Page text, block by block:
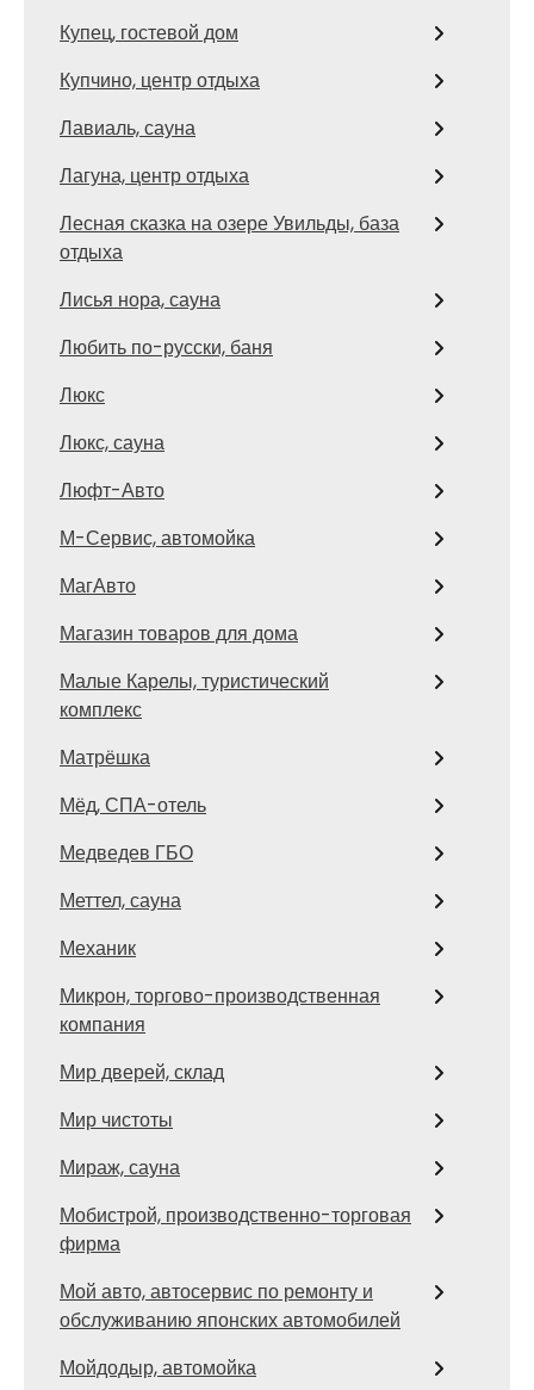
Купец, гостевой дом
Купчино, центр отдыха
Лавиаль, сауна
Лагуна, центр отдыха
Лесная сказка на озере Увильды, база
отдыха
Лисья нора, сауна
Любить по-русски, баня
Люкс
Люкс, сауна
Люфт-Авто
М-Сервис, автомойка
МагАвто
Магазин товаров для дома
Малые Карелы, туристический
комплекс
Матрёшка
Мёд, СПА-отель
Медведев ГБО
Меттел, сауна
Механик
Микрон, торгово-производственная
компания
Мир дверей, склад
Мир чистоты
Мираж, сауна
Мобистрой, производственно-торговая
фирма
Мой авто, автосервис по ремонту и
обслуживанию японских автомобилей
Мойдодыр, автомойка